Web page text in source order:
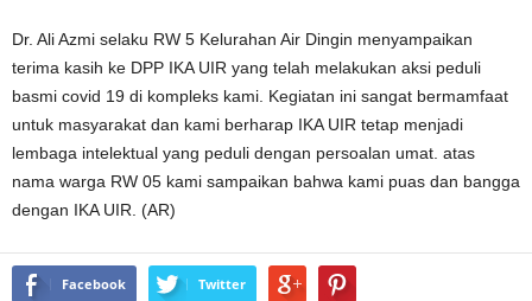
Dr. Ali Azmi selaku RW 5 Kelurahan Air Dingin menyampaikan
terima kasih ke DPP IKA UIR yang telah melakukan aksi peduli
basmi covid 19 di kompleks kami. Kegiatan ini sangat bermamfaat
untuk masyarakat dan kami berharap IKA UIR tetap menjadi
lembaga intelektual yang peduli dengan persoalan umat. atas
nama warga RW 05 kami sampaikan bahwa kami puas dan bangga
dengan IKA UIR. (AR)
Facebook Twitter